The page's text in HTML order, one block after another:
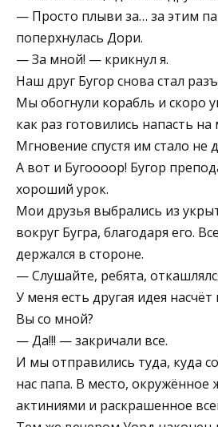
— Просто плыви за… за этим
поперхнулась Дори.
— За мной! — крикнул я.
Наш друг Бугор снова стал
Мы обогнули корабль и скоро
как раз готовились напасть на
Мгновение спустя им стало не
А вот и Бугоооор! Бугор
хороший урок.
Мои друзья выбрались из
вокруг Бугра, благодаря его.
держался в стороне.
— Слушайте, ребята,
У меня есть другая идея насчёт
Вы со мной?
— Да!!! — закричали все.
И мы отправились туда, куда
нас папа. В место,
актиниями и раскрашенное